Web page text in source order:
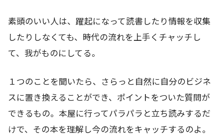
素頭のいい人は、躍起になって読書したり情報を収集
したりしなくても、時代の流れを上手くチャッチし
て、我がものにしてる。
１つのことを聞いたら、さらっと自然に自分のビジネ
スに置き換えることができ、ポイントをついた質問が
できるもの。本屋に行ってパラパラと立ち読みするだ
けで、その本を理解し今の流れをキャッチするのよ。